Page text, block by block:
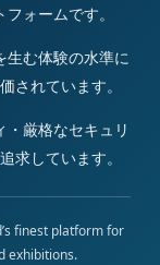
ォームです。
生む体験の水準に
されています。
厳格なセキュリ
求しています。
finest platform for
exhibitions.